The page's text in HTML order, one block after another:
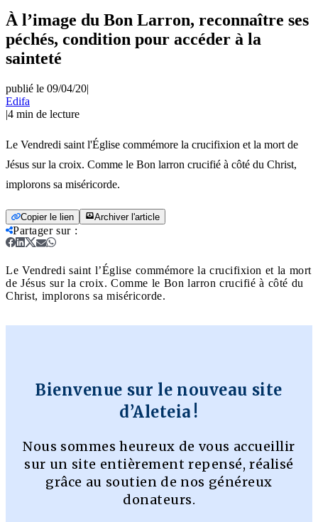
À l’image du Bon Larron, reconnaître ses
péchés, condition pour accéder à la
sainteté
publié le 09/04/20|
Edifa
|4 min de lecture
Le Vendredi saint l'Église commémore la crucifixion et la mort de
Jésus sur la croix. Comme le Bon larron crucifié à côté du Christ,
implorons sa miséricorde.
Copier le lien Archiver l'article
Partager sur:
Le Vendredi saint l’Église commémore la crucifixion et la mort
de Jésus sur la croix. Comme le Bon larron crucifié à côté du
Christ, implorons sa miséricorde.
Bienvenue sur le nouveau site
d’Aleteia !
Nous sommes heureux de vous accueillir
sur un site entièrement repensé, réalisé
grâce au soutien de nos généreux
donateurs.